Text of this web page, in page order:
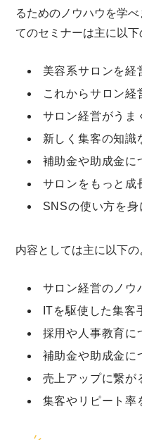
るためのノウハウを学
てのセミナーは主に以下
美容系サロンを経
これからサロン経
サロン経営がうま
新しく集客の知識
補助金や助成金に
サロンをもっと成
SNSの使い方を
内容としては主に以下の
サロン経営のノウ
ITを駆使した集客
採用や人事教育に
補助金や助成金に
売上アップに繋が
集客やリピート率